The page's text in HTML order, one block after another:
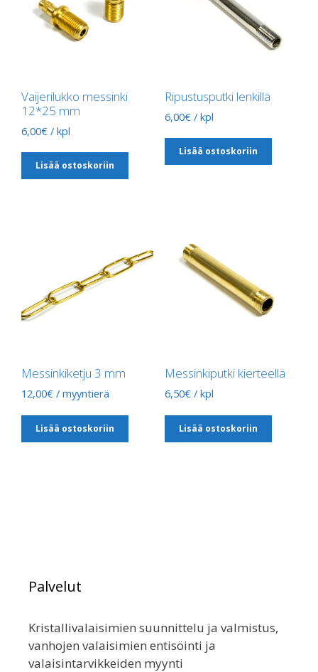
Vaijerilukko messinki
12*25 mm
6,00€ / kpl
Lisää ostoskoriin
Ripustusputki lenkillä
6,00€ / kpl
Lisää ostoskoriin
Messinkiketju 3 mm
12,00€ / myyntierä
Lisää ostoskoriin
Messinkiputki kierteellä
6,50€ / kpl
Lisää ostoskoriin
Palvelut
Kristallivalaisimien suunnittelu ja valmistus,
vanhojen valaisimien entisöinti ja
valaisintarvikkeiden myynti